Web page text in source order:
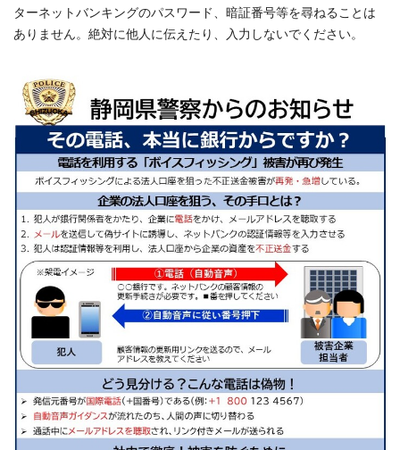
ターネットバンキングのパスワード、暗証番号等を尋ねることは
ありません。絶対に他人に伝えたり、入力しないでください。